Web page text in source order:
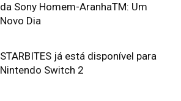
da Sony Homem-AranhaTM: Um
Novo Dia
STARBITES já está disponível para
Nintendo Switch 2